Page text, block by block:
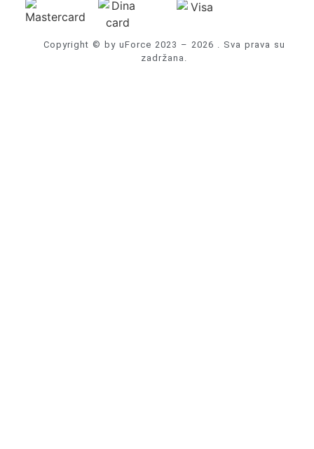
Copyright © by uForce 2023 – 2026 . Sva prava su
zadržana.